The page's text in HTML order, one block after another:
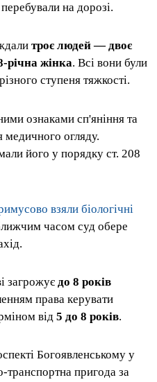
на дорозі.
троє людей — двоє
річна жінка. Всі вони були
ступеня тяжкості.
ознаками сп'яніння та
медичного огляду.
його у порядку ст. 208
взяли біологічні
часом суд обере
загрожує до 8 років
права керувати
від 5 до 8 років.
Богоявленському у
транспортна пригода за